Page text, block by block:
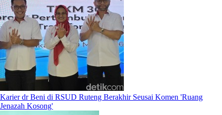
Karier dr Beni di RSUD Ruteng Berakhir Seusai Komen 'Ruang
Jenazah Kosong'